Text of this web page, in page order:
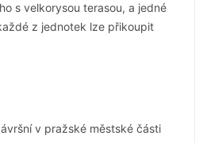
s velkorysou terasou, a jedné
z jednotek lze přikoupit
v pražské městské části